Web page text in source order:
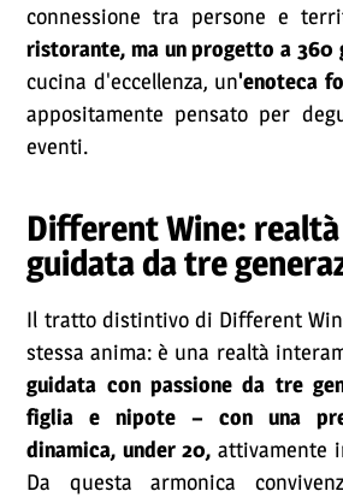
connessione tra persone e
ristorante, ma un progetto a
cucina d'eccellenza, un'enoteca
appositamente pensato per
eventi.
Different Wine:
guidata da tre
Il tratto distintivo di Different
stessa anima: è una realtà
guidata con passione da tre
figlia e nipote – con una
dinamica, under 20, attivamente
Da questa armonica